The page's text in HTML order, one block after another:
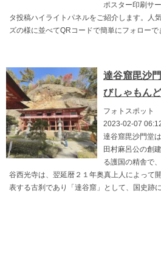
ポスター印刷サ
タ投稿ハイライトパネルをご紹介します。人
ズの様に並べてQRコードで簡単にフォローで
達谷窟毘沙
びしゃもんど
フォトスポット
2023-02-07
達谷窟毘沙門堂
田村麻呂公の創
る護国の精舎で
谷西光寺は、翌延暦２１年奥真上人によって
表する古刹であり「達谷窟」として、国史跡